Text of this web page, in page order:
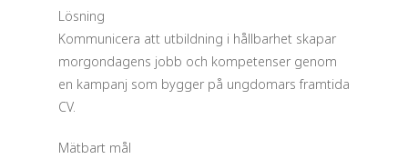
Lösning
Kommunicera att utbildning i hållbarhet skapar
morgondagens jobb och kompetenser genom
en kampanj som bygger på ungdomars framtida
CV.
Mätbart mål